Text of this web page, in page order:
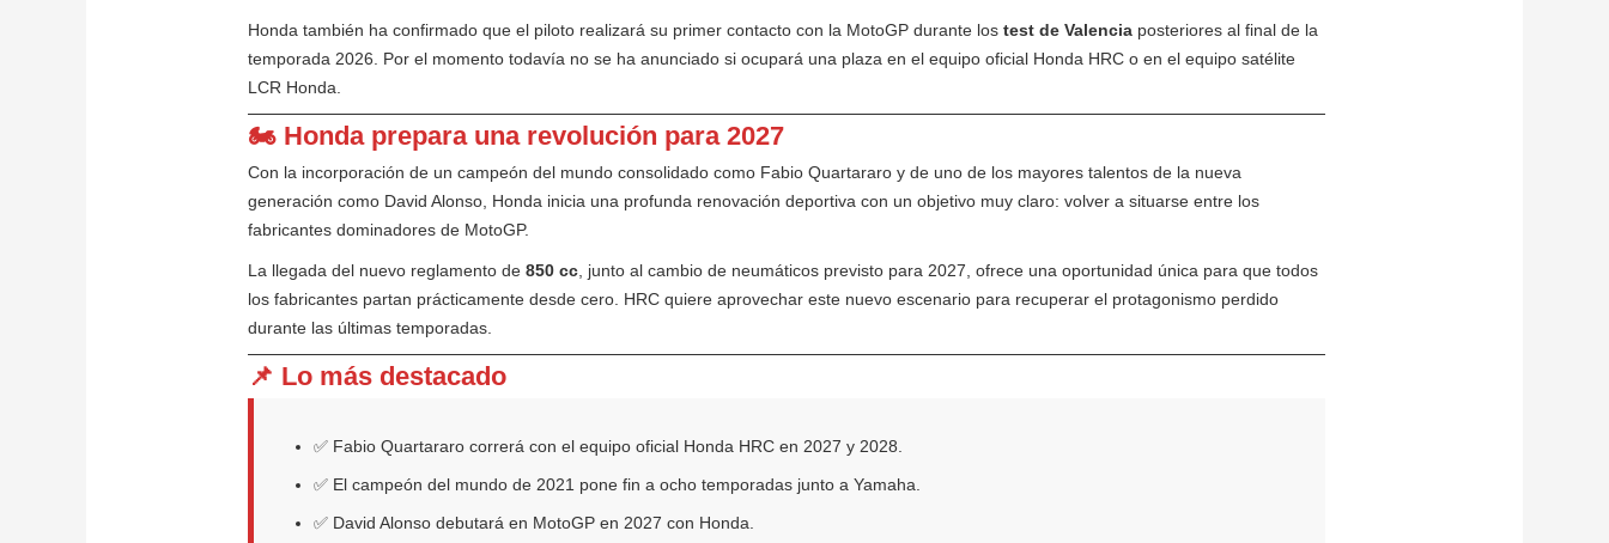
Honda también ha confirmado que el piloto realizará su primer contacto con la MotoGP durante los test de Valencia posteriores al final de la
temporada 2026. Por el momento todavía no se ha anunciado si ocupará una plaza en el equipo oficial Honda HRC o en el equipo satélite
LCR Honda.
🏍️ Honda prepara una revolución para 2027
Con la incorporación de un campeón del mundo consolidado como Fabio Quartararo y de uno de los mayores talentos de la nueva
generación como David Alonso, Honda inicia una profunda renovación deportiva con un objetivo muy claro: volver a situarse entre los
fabricantes dominadores de MotoGP.
La llegada del nuevo reglamento de 850 cc , junto al cambio de neumáticos previsto para 2027, ofrece una oportunidad única para que todos
los fabricantes partan prácticamente desde cero. HRC quiere aprovechar este nuevo escenario para recuperar el protagonismo perdido
durante las últimas temporadas.
📌 Lo más destacado
✅ Fabio Quartararo correrá con el equipo oficial Honda HRC en 2027 y 2028.
✅ El campeón del mundo de 2021 pone fin a ocho temporadas junto a Yamaha.
✅ David Alonso debutará en MotoGP en 2027 con Honda.